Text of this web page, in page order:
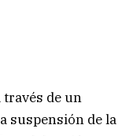
través de un
suspensión de la